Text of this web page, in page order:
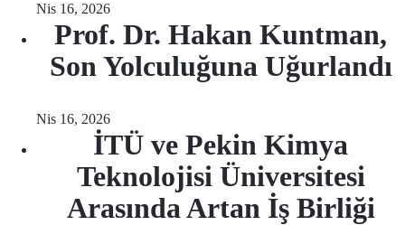
Nis 16, 2026
Prof. Dr. Hakan Kuntman,
Son Yolculuğuna Uğurlandı
Nis 16, 2026
İTÜ ve Pekin Kimya
Teknolojisi Üniversitesi
Arasında Artan İş Birliği